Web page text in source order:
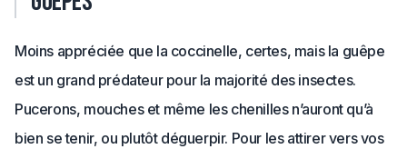
Moins appréciée que la coccinelle, certes, mais la guêpe
est un grand prédateur pour la majorité des insectes.
Pucerons, mouches et même les chenilles n’auront qu’à
bien se tenir, ou plutôt déguerpir. Pour les attirer vers vos